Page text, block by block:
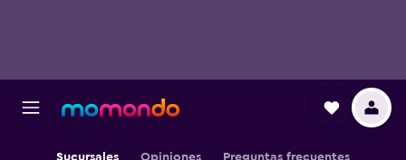
Sucursales Opiniones Preguntas frecuentes